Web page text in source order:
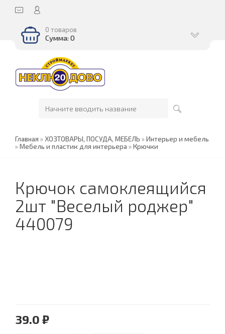
0 товаров
Сумма: 0
Главная » ХОЗТОВАРЫ, ПОСУДА, МЕБЕЛЬ »Интерьер и мебель
»Мебель и пластик для интерьера »Крючки
Крючок самоклеящийся
2шт "Веселый роджер"
440079
39.0 ₽